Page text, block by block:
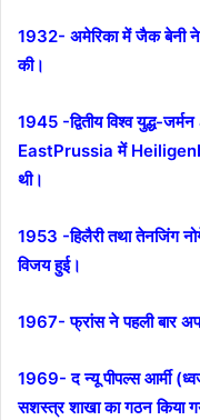
1932- अमेरिका में जैक बेनी ने
की।
1945 -द्वितीय विश्व युद्ध-जर्मन
EastPrussia में
थी।
1953 -हिलैरी तथा तेनजिंग नोर्गे
विजय हुई।
1967- फ्रांस ने पहली बार
1969- द न्यू पीपल्स आर्मी
सशस्त्र शाखा का गठन किया